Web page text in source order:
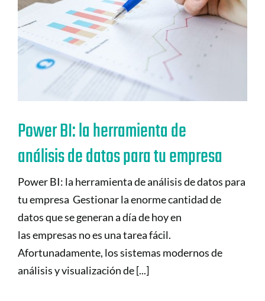
Power BI: la herramienta de
análisis de datos para tu empresa
Power BI: la herramienta de análisis de datos para
tu empresa Gestionar la enorme cantidad de
datos que se generan a día de hoy en
las empresas no es una tarea fácil.
Afortunadamente, los sistemas modernos de
análisis y visualización de [...]